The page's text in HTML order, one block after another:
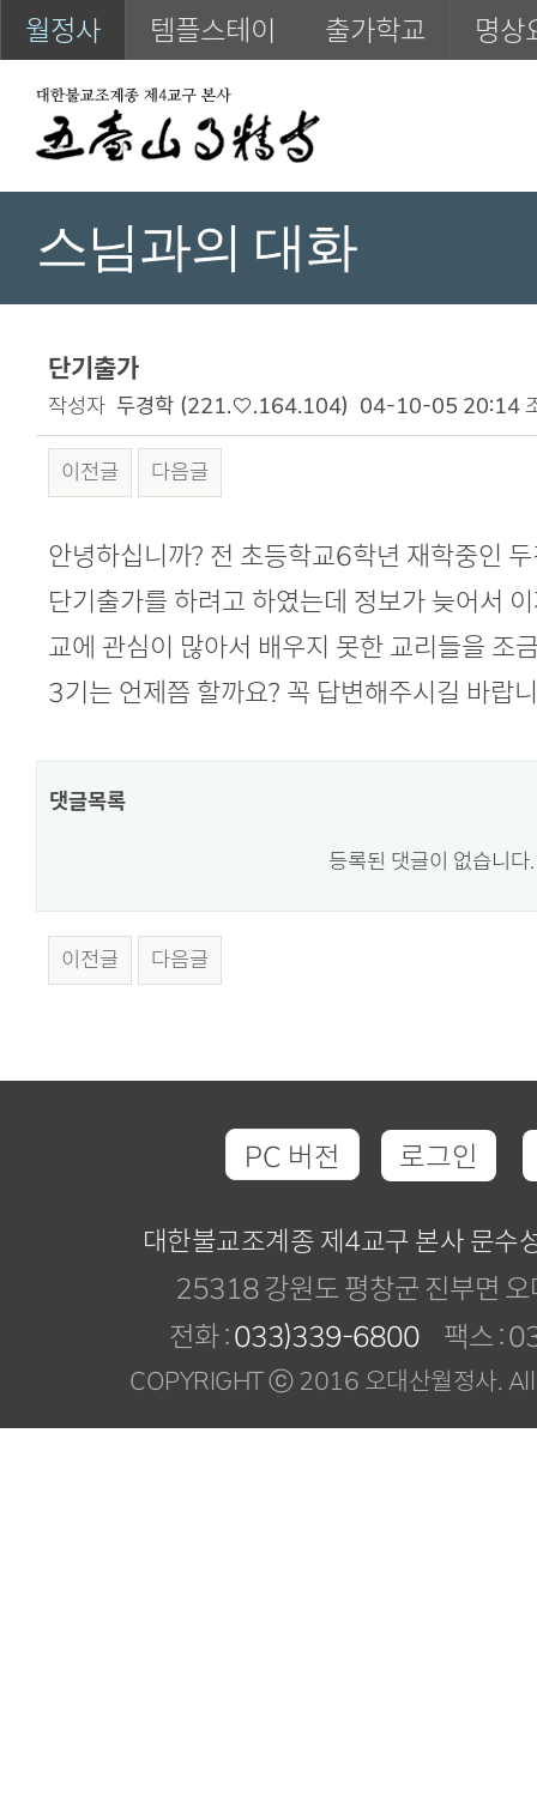
월정사 템플스테이 출가학교 명상
스님과의 대화
단기출가
작성자 두경학 (221.♡.164.104) 04-10-05 20:14
이전글 다음글
본문
안녕하십니까? 전 초등학교6학년 재학중인
단기출가를 하려고 하였는데 정보가 늦어서
교에 관심이 많아서 배우지 못한 교리들을 조
3기는 언제쯤 할까요? 꼭 답변해주시길 바랍
댓글목록
등록된 댓글이 없습니다.
이전글 다음글
PC 버전 로그인
대한불교조계종 제4교구 본사 문수
25318 강원도 평창군 진부면
전화 :033)339-6800 팩스 :
COPYRIGHT ⓒ 2016 오대산월정사.